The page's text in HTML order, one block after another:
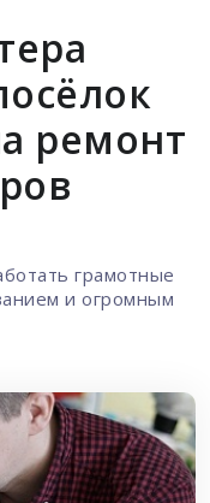
ремонт
грамотные
и огромным